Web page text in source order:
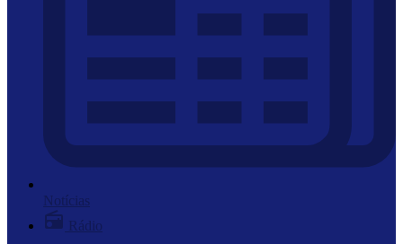
Notícias
Rádio